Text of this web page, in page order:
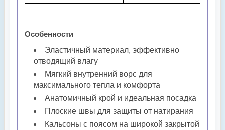
Особенности
Эластичный материал, эффективно
отводящий влагу
Мягкий внутренний ворс для
максимального тепла и комфорта
Анатомичный крой и идеальная посадка
Плоские швы для защиты от натирания
Кальсоны с поясом на широкой закрытой